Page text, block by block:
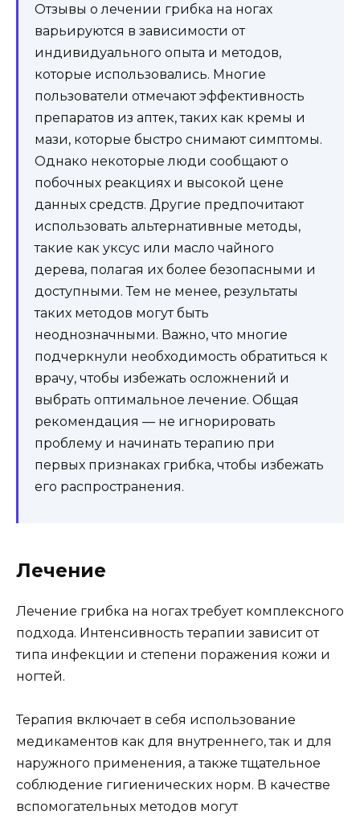
Отзывы о лечении грибка на ногах
варьируются в зависимости от
индивидуального опыта и методов,
которые использовались. Многие
пользователи отмечают эффективность
препаратов из аптек, таких как кремы и
мази, которые быстро снимают симптомы.
Однако некоторые люди сообщают о
побочных реакциях и высокой цене
данных средств. Другие предпочитают
использовать альтернативные методы,
такие как уксус или масло чайного
дерева, полагая их более безопасными и
доступными. Тем не менее, результаты
таких методов могут быть
неоднозначными. Важно, что многие
подчеркнули необходимость обратиться к
врачу, чтобы избежать осложнений и
выбрать оптимальное лечение. Общая
рекомендация — не игнорировать
проблему и начинать терапию при
первых признаках грибка, чтобы избежать
его распространения.
Лечение
Лечение грибка на ногах требует комплексного
подхода. Интенсивность терапии зависит от
типа инфекции и степени поражения кожи и
ногтей.
Терапия включает в себя использование
медикаментов как для внутреннего, так и для
наружного применения, а также тщательное
соблюдение гигиенических норм. В качестве
вспомогательных методов могут